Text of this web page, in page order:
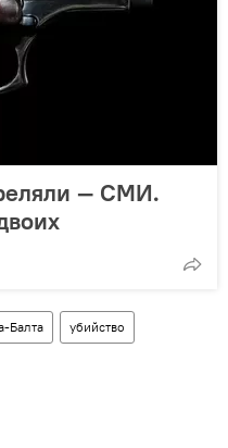
— СМИ.
Балта убийство